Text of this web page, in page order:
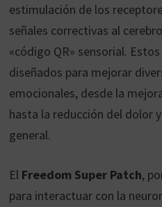
estimulación de los
señales correctivas al
«código QR» sensorial.
diseñados para mejorar
emocionales, desde la
hasta la reducción del dolor
general.
El Freedom Super Patch,
para interactuar con la